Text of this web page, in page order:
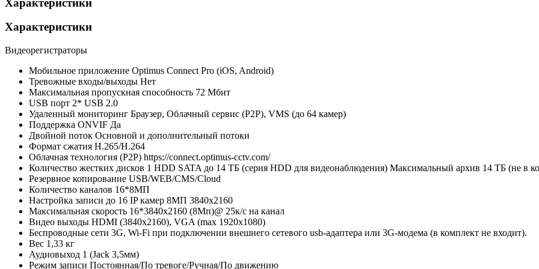
Характеристики
Характеристики
Видеорегистраторы
Мобильное приложение Optimus Connect Pro (iOS, Android)
Тревожные входы/выходы Нет
Максимальная пропускная способность 72 Мбит
USB порт 2* USB 2.0
Удаленный мониторинг Браузер, Облачный сервис (P2P), VMS (до 64 камер)
Поддержка ONVIF Да
Двойной поток Основной и дополнительный потоки
Формат сжатия H.265/H.264
Облачная технология (P2P) https://connect.optimus-cctv.com/
Количество жестких дисков 1 HDD SATA до 14 ТБ (серия HDD для видеонаблюдения) Максимальный архив 14 ТБ (не в
Резервное копирование USB/WEB/CMS/Cloud
Количество каналов 16*8МП
Настройка записи до 16 IP камер 8МП 3840х2160
Максимальная скорость 16*3840х2160 (8Мп)@ 25к/с на канал
Видео выходы HDMI (3840х2160), VGA (max 1920х1080)
Беспроводные сети 3G, Wi-Fi при подключении внешнего сетевого usb-адаптера или 3G-модема (в комплект не входит).
Вес 1,33 кг
Аудиовыход 1 (Jack 3,5мм)
Режим записи Постоянная/По тревоге/Ручная/По движению